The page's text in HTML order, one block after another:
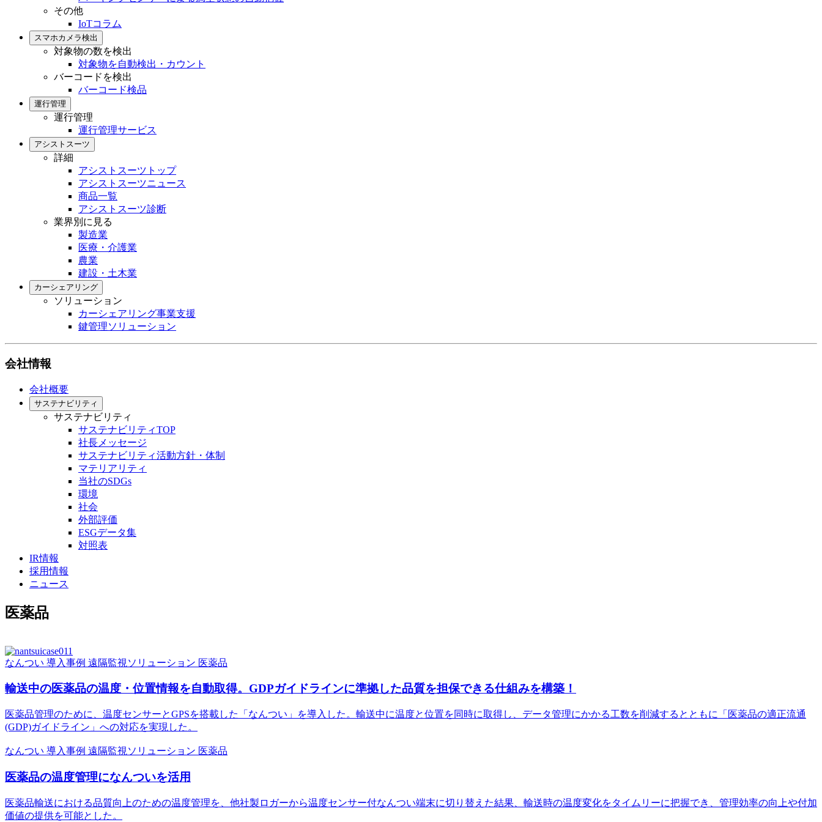
その他
IoTコラム
スマホカメラ検出
対象物の数を検出
対象物を自動検出・カウント
バーコードを検出
バーコード検品
運行管理
運行管理
運行管理サービス
アシストスーツ
詳細
アシストスーツトップ
アシストスーツニュース
商品一覧
アシストスーツ診断
業界別に見る
製造業
医療・介護業
農業
建設・土木業
カーシェアリング
ソリューション
カーシェアリング事業支援
鍵管理ソリューション
会社情報
会社概要
サステナビリティ
サステナビリティ
サステナビリティTOP
社長メッセージ
サステナビリティ活動方針・体制
マテリアリティ
当社のSDGs
環境
社会
外部評価
ESGデータ集
対照表
IR情報
採用情報
ニュース
医薬品
なんつい 導入事例 遠隔監視ソリューション 医薬品
輸送中の医薬品の温度・位置情報を自動取得。GDPガイドラインに準拠した品質を担保できる仕組みを構築！
医薬品管理のために、温度センサーとGPSを搭載した「なんつい」を導入した。輸送中に温度と位置を同時に取得し、データ管理にかかる工数を削減するとともに「医薬品の適正流通
(GDP)ガイドライン」への対応を実現した。
なんつい 導入事例 遠隔監視ソリューション 医薬品
医薬品の温度管理になんついを活用
医薬品輸送における品質向上のための温度管理を、他社製ロガーから温度センサー付なんつい端末に切り替えた結果、輸送時の温度変化をタイムリーに把握でき、管理効率の向上や付加
価値の提供を可能とした。